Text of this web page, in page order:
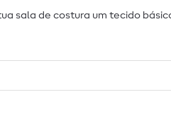
sala de costura um tecido